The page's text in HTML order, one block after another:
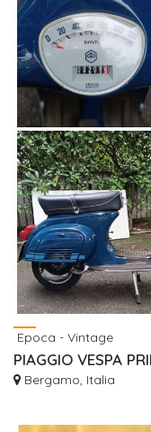
Epoca - Vintage
PIAGGIO VESPA
Bergamo, Italia